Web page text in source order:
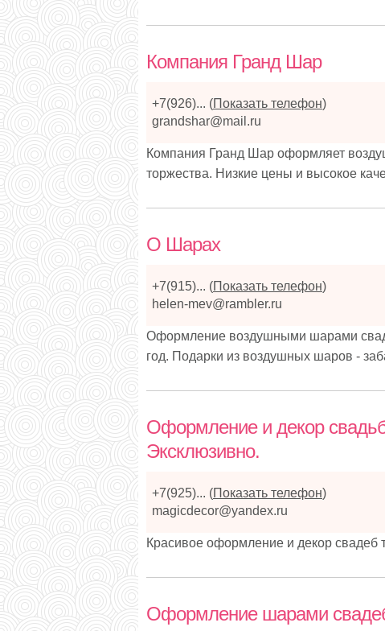
Компания Гранд Шар
+7(926)... (Показать телефон)
grandshar@mail.ru
Компания Гранд Шар оформляет
торжества. Низкие цены и высокое
О Шарах
+7(915)... (Показать телефон)
helen-mev@rambler.ru
Оформление воздушными шарами
год. Подарки из воздушных шаров -
Оформление и декор
Эксклюзивно.
+7(925)... (Показать телефон)
magicdecor@yandex.ru
Красивое оформление и декор свадеб
Оформление шарами